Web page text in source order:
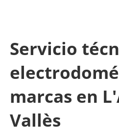
Servicio
marcas en
Vallès